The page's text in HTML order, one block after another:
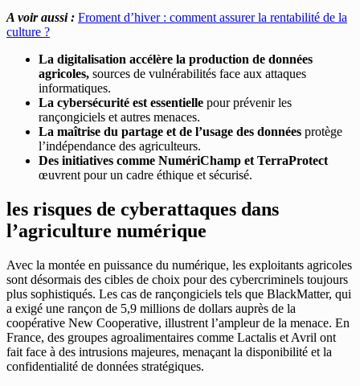
A voir aussi : Froment d’hiver : comment assurer la rentabilité de la
culture ?
La digitalisation accélère la production de données
agricoles, sources de vulnérabilités face aux attaques
informatiques.
La cybersécurité est essentielle pour prévenir les
rançongiciels et autres menaces.
La maîtrise du partage et de l’usage des données protège
l’indépendance des agriculteurs.
Des initiatives comme NumériChamp et TerraProtect
œuvrent pour un cadre éthique et sécurisé.
les risques de cyberattaques dans
l’agriculture numérique
Avec la montée en puissance du numérique, les exploitants agricoles
sont désormais des cibles de choix pour des cybercriminels toujours
plus sophistiqués. Les cas de rançongiciels tels que BlackMatter, qui
a exigé une rançon de 5,9 millions de dollars auprès de la
coopérative New Cooperative, illustrent l’ampleur de la menace. En
France, des groupes agroalimentaires comme Lactalis et Avril ont
fait face à des intrusions majeures, menaçant la disponibilité et la
confidentialité de données stratégiques.